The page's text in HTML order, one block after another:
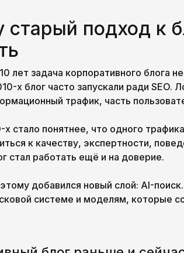
старый подход к
лет задача корпоративного блога
х блог часто запускали ради SEO.
трафик, часть
х стало понятнее, что одного
к качеству, экспертности,
стал работать ещё и на доверие.
добавился новый слой: AI-
системе и моделям, которые